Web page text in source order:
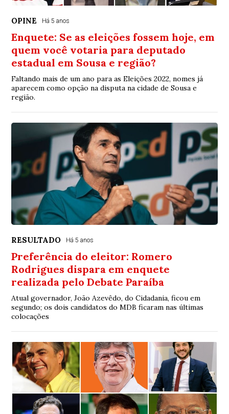
OPINE Há 5 anos
Enquete: Se as eleições fossem hoje, em
quem você votaria para deputado
estadual em Sousa e região?
Faltando mais de um ano para as Eleições 2022, nomes já
aparecem como opção na disputa na cidade de Sousa e
região.
RESULTADO Há 5 anos
Preferência do eleitor: Romero
Rodrigues dispara em enquete
realizada pelo Debate Paraíba
Atual governador, João Azevêdo, do Cidadania, ficou em
segundo; os dois candidatos do MDB ficaram nas últimas
colocações